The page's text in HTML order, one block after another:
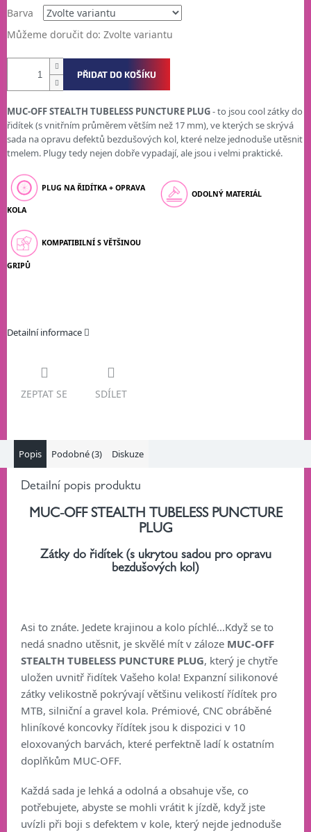
Barva
Můžeme doručit do: Zvolte variantu
PŘIDAT DO KOŠÍKU
MUC-OFF STEALTH TUBELESS PUNCTURE PLUG- to jsou cool zátky do
řidítek (s vnitřním průměrem větším než 17 mm), ve kterých se skrývá
sada na opravu defektů bezdušových kol, které nelze jednoduše utěsnit
tmelem. Plugy tedy nejen dobře vypadají, ale jsou i velmi praktické.
PLUG NA ŘIDÍTKA + OPRAVA
KOLA
ODOLNÝ MATERIÁL
KOMPATIBILNÍ S VĚTŠINOU
GRIPŮ
Detailní informace
ZEPTAT SE SDÍLET
Popis Podobné (3) Diskuze
Detailní popis produktu
MUC-OFF STEALTH TUBELESS PUNCTURE
PLUG
Zátky do řidítek (s ukrytou sadou pro opravu
bezdušových kol)
Asi to znáte. Jedete krajinou a kolo píchlé...Když se to
nedá snadno utěsnit, je skvělé mít v záloze MUC-OFF
STEALTH TUBELESS PUNCTURE PLUG, který je chytře
uložen uvnitř řidítek Vašeho kola! Expanzní silikonové
zátky velikostně pokrývají většinu velikostí řídítek pro
MTB, silniční a gravel kola. Prémiové, CNC obráběné
hliníkové koncovky řídítek jsou k dispozici v 10
eloxovaných barvách, které perfektně ladí k ostatním
doplňkům MUC-OFF.
Každá sada je lehká a odolná a obsahuje vše, co
potřebujete, abyste se mohli vrátit k jízdě, když jste
uvízli při boji s defektem v kole, který nejde jednoduše